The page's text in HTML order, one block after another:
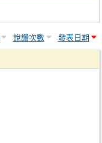
說讚次數 發表日期